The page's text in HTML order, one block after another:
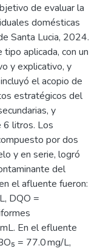
de evaluar la
domésticas
Santa Lucia, 2024.
aplicada, con un
y explicativo, y
el acopio de
estratégicos del
y
6 litros. Los
por dos
y en serie, logró
del
el afluente fueron:
DQO =
En el efluente
= 77.0 mg/L,